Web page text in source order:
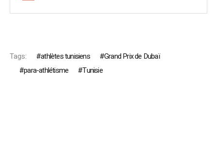
Tags: athlètes tunisiens
Grand Prix de Dubaï
para-athlétisme
Tunisie